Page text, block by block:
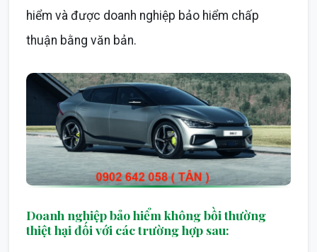
hiểm và được doanh nghiệp bảo hiểm chấp
thuận bằng văn bản.
Doanh nghiệp bảo hiểm không bồi thường
thiệt hại đối với các trường hợp sau: